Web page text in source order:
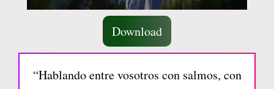
Download
“Hablando entre vosotros con salmos, con